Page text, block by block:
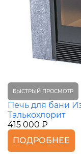
БЫСТРЫЙ ПРОСМОТР
Печь для бани
Талькохлорит
415 000 ₽
ПОДРОБНЕЕ